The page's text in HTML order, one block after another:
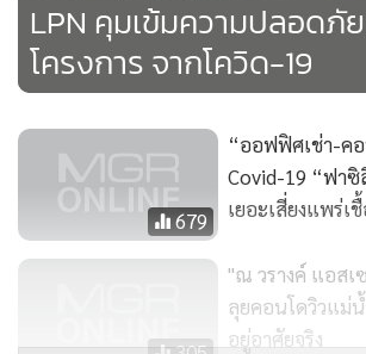
ห้องชุดที่ปล่อยเช่าต้องมีขนาดที่เหมาะสมไม่
สะอาดที่ดีภายในห้อง รวมถึงนิติบุคคลที่บริห
โครงการ เป็นอีกหนึ่งตัวช่วยในการปล่อยเช่
ตอบแทนที่ดีและรวดเร็วยิ่งขึ้น
LPN คุมเข้มความปลอดภั
โครงการ จากโควิด-19
679
“ออฟฟิศเช่า-ค
Covid-19 “ฟา
เยอะเสี่ยงแพร่เ
"ณ วรางค์ แอส
ลุยคอนโดวิวแม่
อยู่อาศัยจริง